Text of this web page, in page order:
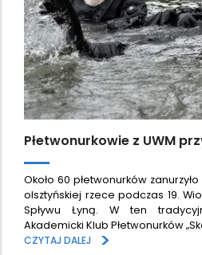
Płetwonurkowie z UWM
Około 60 płetwonurków
olsztyńskiej rzece podczas 19.
Spływu Łyną. W ten
Akademicki Klub Płetwonurków
CZYTAJ DALEJ
>